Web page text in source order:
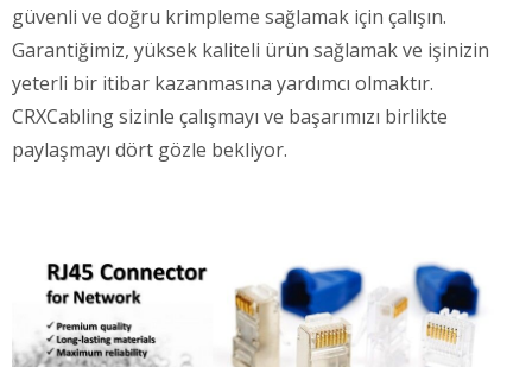
güvenli ve doğru krimpleme sağlamak için çalışın.
Garantiğimiz, yüksek kaliteli ürün sağlamak ve işinizin
yeterli bir itibar kazanmasına yardımcı olmaktır.
CRXCabling sizinle çalışmayı ve başarımızı birlikte
paylaşmayı dört gözle bekliyor.